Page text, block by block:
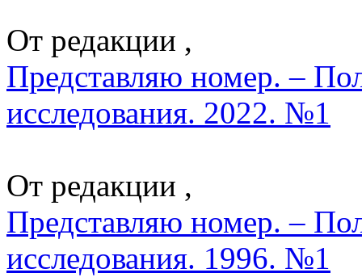
От редакции ,
Представляю номер. –
исследования. 2022. №1
От редакции ,
Представляю номер. –
исследования. 1996. №1